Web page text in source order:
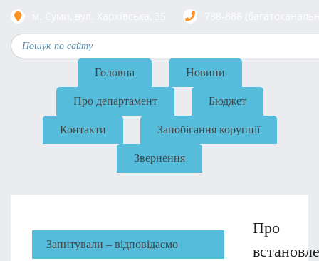
Головна Новини
Про департамент Бюджет
Контакти Запобігання корупції
Звернення
Запитували – відповідаємо
Про